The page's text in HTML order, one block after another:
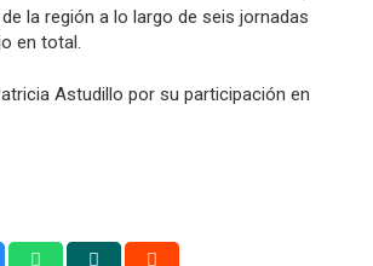
la región a lo largo de seis jornadas
en total.
Astudillo por su participación en